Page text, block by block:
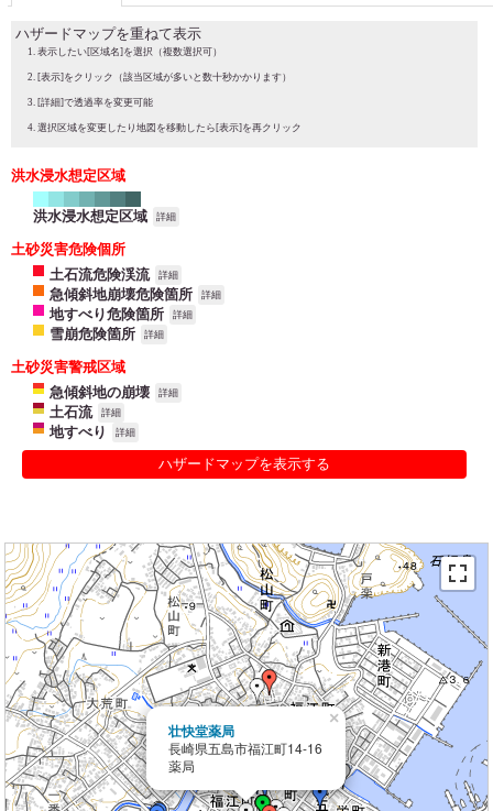
ハザードマップを重ねて表示
表示したい[区域名]を選択（複数選択可）
[表示]をクリック（該当区域が多いと数十秒かかります）
[詳細]で透過率を変更可能
選択区域を変更したり地図を移動したら[表示]を再クリック
洪水浸水想定区域
洪水浸水想定区域 詳細
土砂災害危険個所
土石流危険渓流
詳細
急傾斜地崩壊危険箇所 詳細
地すべり危険箇所 詳細
雪崩危険箇所 詳細
土砂災害警戒区域
急傾斜地の崩壊
詳細
土石流 詳細
地すべり 詳細
ハザードマップを表示する
壮快堂薬局
長崎県五島市福江町14-16
薬局
×